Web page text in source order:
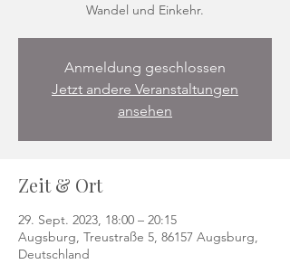
Wandel und Einkehr.
Anmeldung geschlossen
Jetzt andere Veranstaltungen
ansehen
Zeit & Ort
29. Sept. 2023, 18:00 – 20:15
Augsburg, Treustraße 5, 86157 Augsburg,
Deutschland